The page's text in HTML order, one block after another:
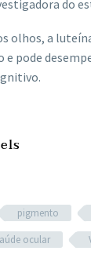
do
olhos, a
pode
pigmento
ocular